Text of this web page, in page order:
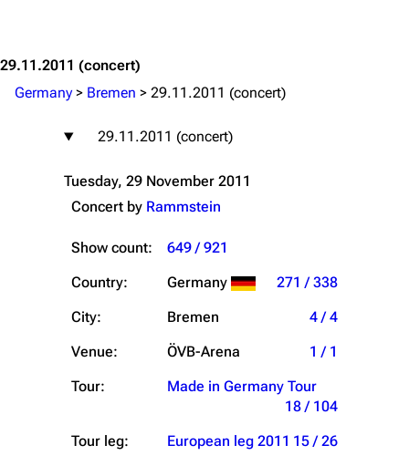
29.11.2011 (concert)
Germany > Bremen > 29.11.2011 (concert)
29.11.2011 (concert)
Tuesday, 29 November 2011
Concert by Rammstein
Show count:
649 / 921
Country:
Germany
271 / 338
City:
Bremen
4 / 4
Venue:
ÖVB-Arena
1 / 1
Tour:
Made in Germany Tour
18 / 104
Tour leg:
European leg 2011 15 / 26